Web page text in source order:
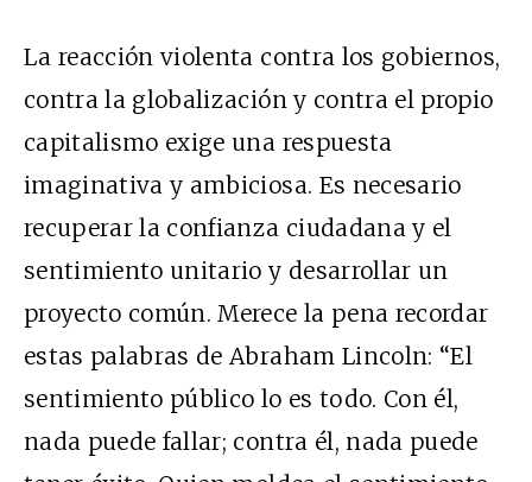
La reacción violenta contra los gobiernos,
contra la globalización y contra el propio
capitalismo exige una respuesta
imaginativa y ambiciosa. Es necesario
recuperar la confianza ciudadana y el
sentimiento unitario y desarrollar un
proyecto común. Merece la pena recordar
estas palabras de Abraham Lincoln: “El
sentimiento público lo es todo. Con él,
nada puede fallar; contra él, nada puede